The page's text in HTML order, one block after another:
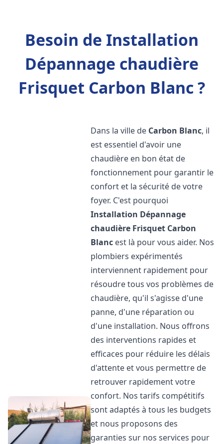
Besoin de Installation
Dépannage chaudière
Frisquet Carbon Blanc ?
Dans la ville de Carbon Blanc, il
est essentiel d'avoir une
chaudière en bon état de
fonctionnement pour garantir le
confort et la sécurité de votre
foyer. C'est pourquoi
Installation Dépannage
chaudière Frisquet Carbon
Blanc est là pour vous aider. Nos
plombiers expérimentés
interviennent rapidement pour
résoudre tous vos problèmes de
chaudière, qu'il s'agisse d'une
panne, d'une réparation ou
d'une installation. Nous offrons
des interventions rapides et
efficaces pour réduire les délais
d'attente et vous permettre de
retrouver rapidement votre
confort. Nos tarifs compétitifs
sont adaptés à tous les budgets
et nous proposons des
garanties sur nos services pour